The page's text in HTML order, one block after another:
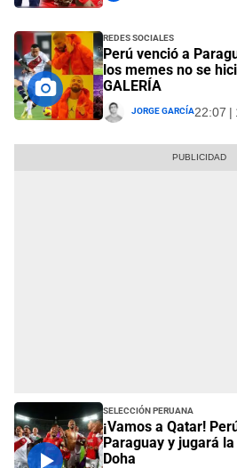
Redes Sociales
Perú venció a
los memes no se
GALERÍA
Jorge García22:07 |
Selección Peruana
¡Vamos a Qatar!
Paraguay y jugará
Doha